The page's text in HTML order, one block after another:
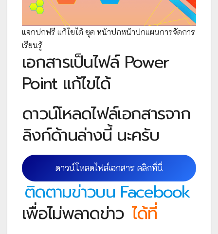
แจกปกฟรี แก้ไขได้ ชุด หน้าปกหน้าปกแผนการจัดการ
เรียนรู้
เอกสารเป็นไฟล์ Power
Point แก้ไขได้
ดาวน์โหลดไฟล์เอกสารจาก
ลิงก์ด้านล่างนี้ นะครับ
ดาวน์โหลดไฟล์เอกสาร คลิกที่นี่
ติดตามข่าวบน Facebook
เพื่อไม่พลาดข่าว ได้ที่